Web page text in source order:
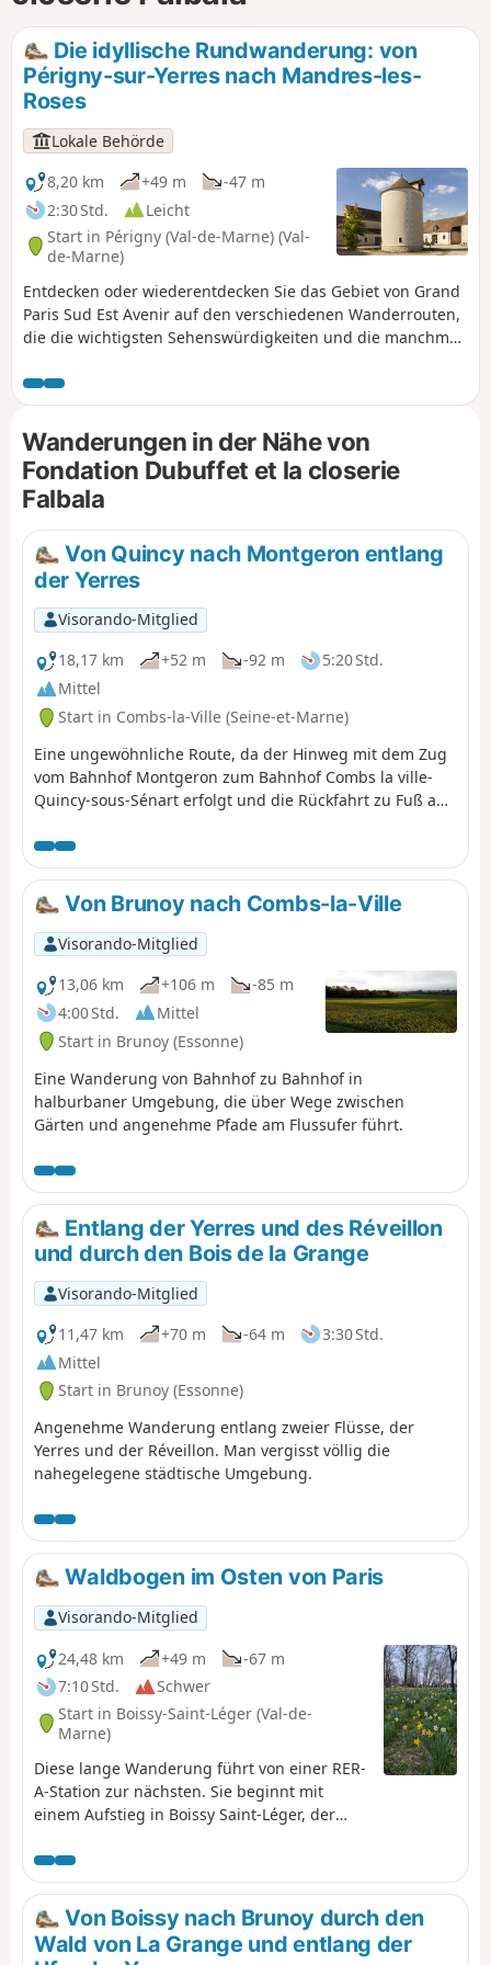
Die idyllische Rundwanderung: von
Périgny-sur-Yerres nach Mandres-les-
Roses
Lokale Behörde
8,20 km
+49 m
-47 m
2:30 Std.
Leicht
Start in Périgny (Val-de-Marne) (Val-
de-Marne)
Entdecken oder wiederentdecken Sie das Gebiet von Grand
Paris Sud Est Avenir auf den verschiedenen Wanderrouten,
die die wichtigsten Sehenswürdigkeiten und die manchmal
ungewöhnlichen und einzigartigen Geschichten
präsentieren.
Wanderungen in der Nähe von
Fondation Dubuffet et la closerie
Falbala
Von Quincy nach Montgeron entlang
der Yerres
Visorando-Mitglied
18,17 km
+52 m -92 m
5:20 Std.
Mittel
Start in Combs-la-Ville (Seine-et-Marne)
Eine ungewöhnliche Route, da der Hinweg mit dem Zug
vom Bahnhof Montgeron zum Bahnhof Combs la ville-
Quincy-sous-Sénart erfolgt und die Rückfahrt zu Fuß auf
entlangführt.
Von Brunoy nach Combs-la-Ville
Visorando-Mitglied
13,06 km
+106 m
-85 m
4:00 Std.
Mittel
Start in Brunoy (Essonne)
Eine Wanderung von Bahnhof zu Bahnhof in
halburbaner Umgebung, die über Wege zwischen
Gärten und angenehme Pfade am Flussufer führt.
Entlang der Yerres und des Réveillon
und durch den Bois de la Grange
Visorando-Mitglied
11,47 km
+70 m -64 m
3:30 Std.
Mittel
Start in Brunoy (Essonne)
Angenehme Wanderung entlang zweier Flüsse, der
Yerres und der Réveillon. Man vergisst völlig die
nahegelegene städtische Umgebung.
Waldbogen im Osten von Paris
Visorando-Mitglied
24,48 km
+49 m
-67 m
7:10 Std.
Schwer
Start in Boissy-Saint-Léger (Val-de-
Marne)
Diese lange Wanderung führt von einer RER-
A-Station zur nächsten. Sie beginnt mit
einem Aufstieg in Boissy Saint-Léger, der
einer Rundwanderung durch den Wald von
Gros-Bois, dann führt der größte Teil der
Tour durch den Wald von Notre-Dame. Breite
Alleen wechseln sich mit Pfaden ab, und es
gibt eine große Vielfalt an Bäumen. Die
Von Boissy nach Brunoy durch den
Wald von La Grange und entlang der